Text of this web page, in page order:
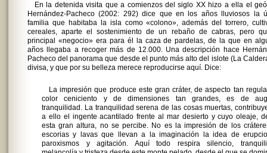
En la detenida visita que a comienzos del siglo XX hizo a ella el
Hernández-Pacheco (2002: 292) dice que en los años lluviosos la
familia que habitaba la isla como «colono», además del torrero,
cereales, aparte el sostenimiento de un rebaño de cabras, pero
principal «negocio» era para él la caza de pardelas, de la que en
años llegaba a recoger más de 12.000. Una descripción hace
Pacheco del panorama que desde el punto más alto del islote (La
divisa, y que por su belleza merece reproducirse aquí. Dice:
La impresión que produce este gran cráter, de aspecto tan
color ceniciento y de dimensiones tan grandes, es de
tranquilidad. La tranquilidad serena de las cosas muertas,
a ello el ingente acantilado frente al mar desierto y cuyo oleaje,
esta gran altura, no se percibe. No es la impresión de los
escorias y lavas que llevan a la imaginación la idea de
paroxismos y agitación. Aquí todo respira silencio,